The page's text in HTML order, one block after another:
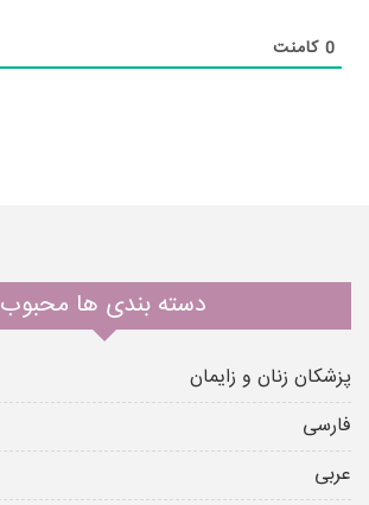
0 کامنت
دسته بندی ها محبوب
پزشکان زنان و زایمان
فارسی
عربی